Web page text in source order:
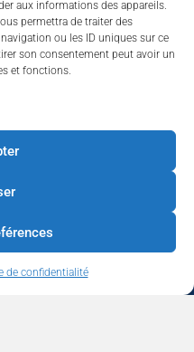
aux informations des appareils.
permettra de traiter des
ou les ID uniques sur ce
son consentement peut avoir un
et fonctions.
de confidentialité